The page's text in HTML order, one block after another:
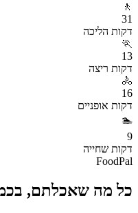
🚶
31
דקות הליכה
🏃
13
דקות ריצה
🚴
16
דקות אופניים
🏊
9
דקות שחייה
FoodPal
כל מה שאכלתם,